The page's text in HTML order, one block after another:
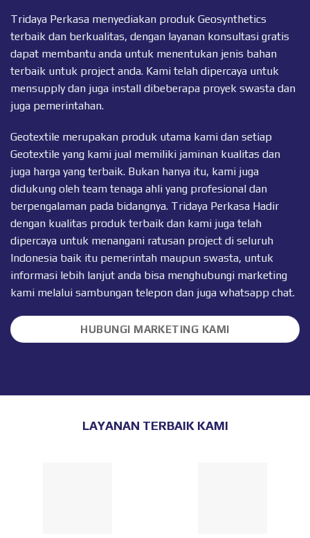
Tridaya Perkasa menyediakan produk Geosynthetics
terbaik dan berkualitas, dengan layanan konsultasi gratis
dapat membantu anda untuk menentukan jenis bahan
terbaik untuk project anda. Kami telah dipercaya untuk
mensupply dan juga install dibeberapa proyek swasta dan
juga pemerintahan.
Geotextile merupakan produk utama kami dan setiap
Geotextile yang kami jual memiliki jaminan kualitas dan
juga harga yang terbaik. Bukan hanya itu, kami juga
didukung oleh team tenaga ahli yang profesional dan
berpengalaman pada bidangnya. Tridaya Perkasa Hadir
dengan kualitas produk terbaik dan kami juga telah
dipercaya untuk menangani ratusan project di seluruh
Indonesia baik itu pemerintah maupun swasta, untuk
informasi lebih lanjut anda bisa menghubungi marketing
kami melalui sambungan telepon dan juga whatsapp chat.
HUBUNGI MARKETING KAMI
LAYANAN TERBAIK KAMI